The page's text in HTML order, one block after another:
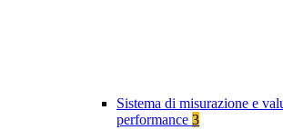
Sistema di misurazione e
performance 3